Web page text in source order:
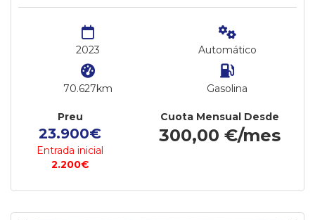
2023
70.627km
Automático
Gasolina
Preu
23.900€
Entrada inicial
2.200€
Cuota Mensual Desde
300,00 €/mes